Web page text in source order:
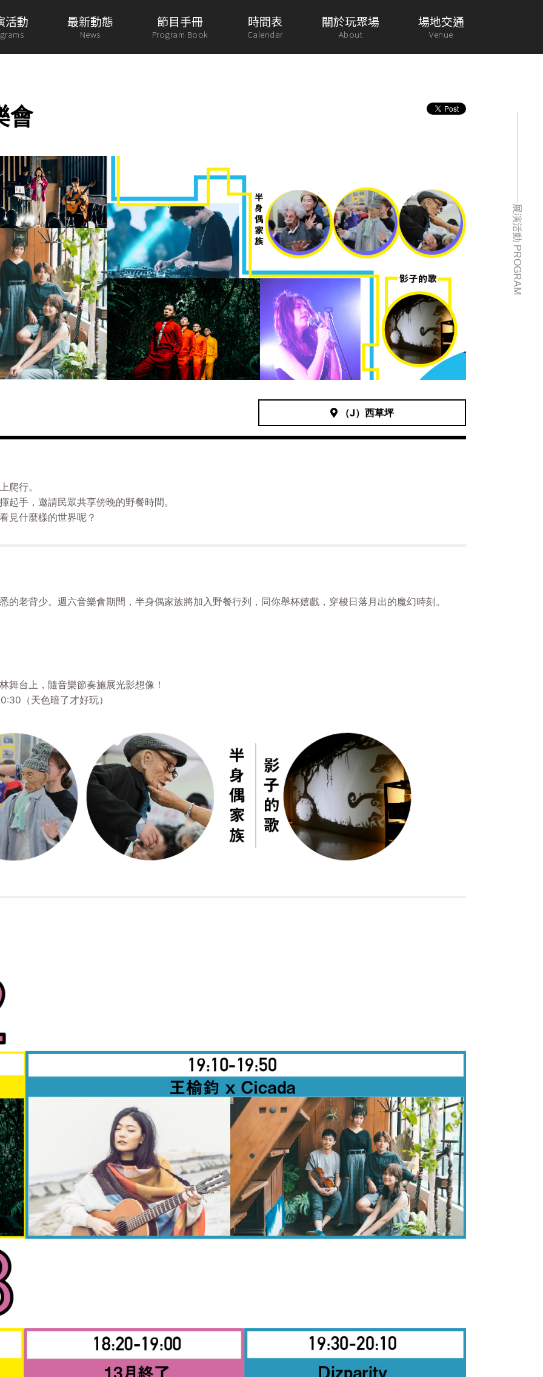
活動 最新動態
News
節目手冊
Program Book
時間表
Calendar
關於玩聚場
About
場地交通
Venue
展演活動 PROGRAM
會
（J）西草坪
爬行。
起手，邀請民眾共享傍晚的野餐時間。
見什麼樣的世界呢？
的老背少。週六音樂會期間，半身偶家族將加入野餐行列，同你舉杯嬉戲，穿梭日落月出的魔幻時刻。
舞台上，隨音樂節奏施展光影想像！
（天色暗了才好玩）